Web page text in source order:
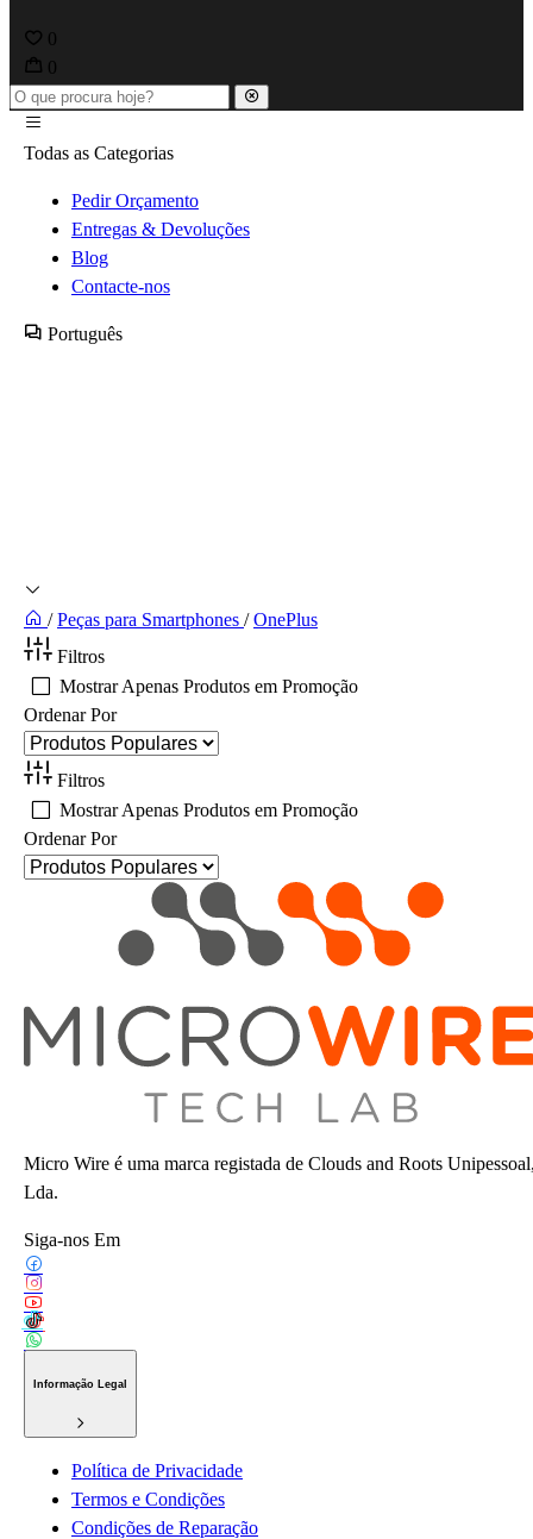
0
0
Todas as Categorias
Pedir Orçamento
Entregas & Devoluções
Blog
Contacte-nos
Português
/ Peças para Smartphones / OnePlus
Filtros
Mostrar Apenas Produtos em Promoção
Ordenar Por
Filtros
Mostrar Apenas Produtos em Promoção
Ordenar Por
Micro Wire é uma marca registada de Clouds and Roots
Lda.
Siga-nos Em
Informação Legal
Política de Privacidade
Termos e Condições
Condições de Reparação